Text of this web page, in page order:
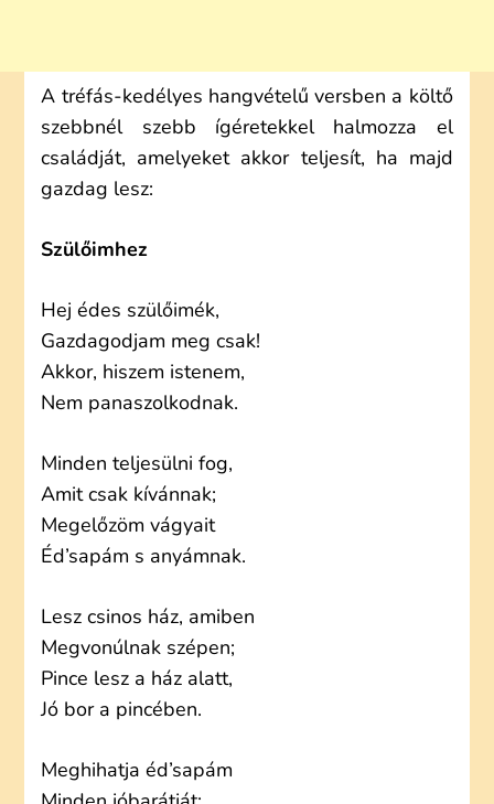
A tréfás-kedélyes hangvételű versben a költő
szebbnél szebb ígéretekkel halmozza el
családját, amelyeket akkor teljesít, ha majd
gazdag lesz:
Szülőimhez
Hej édes szülőimék,
Gazdagodjam meg csak!
Akkor, hiszem istenem,
Nem panaszolkodnak.
Minden teljesülni fog,
Amit csak kívánnak;
Megelőzöm vágyait
Éd’sapám s anyámnak.
Lesz csinos ház, amiben
Megvonúlnak szépen;
Pince lesz a ház alatt,
Jó bor a pincében.
Meghihatja éd’sapám